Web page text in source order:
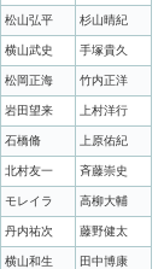
松山弘平 杉山晴紀
横山武史 手塚貴久
松岡正海 竹内正洋
岩田望来 上村洋行
石橋脩 上原佑紀
北村友一 斉藤崇史
モレイラ 高柳大輔
丹内祐次 藤野健太
横山和生 田中博康